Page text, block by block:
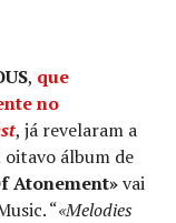
, que
no
, já revelaram a
álbum de
Atonement»vai
“«Melodies